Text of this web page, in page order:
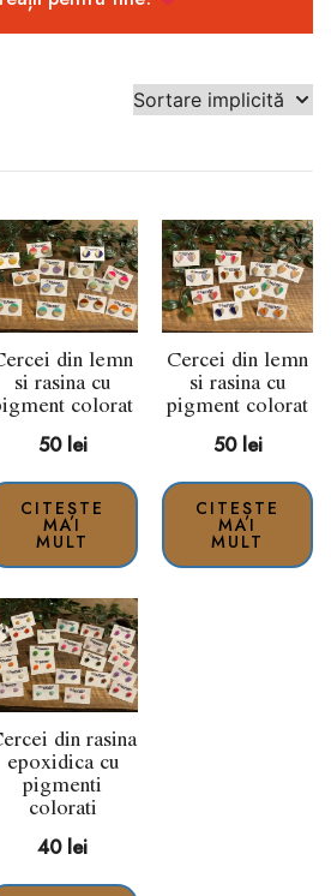
din lemn
si rasina cu
colorat
50 lei
CITEȘTE
MAI
MULT
Cercei din lemn
si rasina cu
pigment colorat
50 lei
CITEȘTE
MAI
MULT
din rasina
epoxidica cu
pigmenti
colorati
40 lei